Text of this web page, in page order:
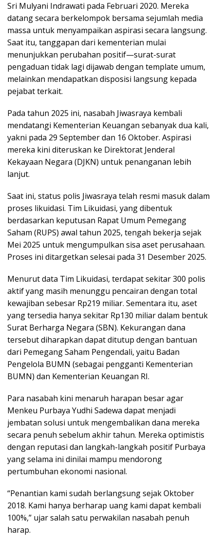
Sri Mulyani Indrawati pada Februari 2020. Mereka
datang secara berkelompok bersama sejumlah media
massa untuk menyampaikan aspirasi secara langsung.
Saat itu, tanggapan dari kementerian mulai
menunjukkan perubahan positif—surat-surat
pengaduan tidak lagi dijawab dengan template umum,
melainkan mendapatkan disposisi langsung kepada
pejabat terkait.
Pada tahun 2025 ini, nasabah Jiwasraya kembali
mendatangi Kementerian Keuangan sebanyak dua kali,
yakni pada 29 September dan 16 Oktober. Aspirasi
mereka kini diteruskan ke Direktorat Jenderal
Kekayaan Negara (DJKN) untuk penanganan lebih
lanjut.
Saat ini, status polis Jiwasraya telah resmi masuk dalam
proses likuidasi. Tim Likuidasi, yang dibentuk
berdasarkan keputusan Rapat Umum Pemegang
Saham (RUPS) awal tahun 2025, tengah bekerja sejak
Mei 2025 untuk mengumpulkan sisa aset perusahaan.
Proses ini ditargetkan selesai pada 31 Desember 2025.
Menurut data Tim Likuidasi, terdapat sekitar 300 polis
aktif yang masih menunggu pencairan dengan total
kewajiban sebesar Rp219 miliar. Sementara itu, aset
yang tersedia hanya sekitar Rp130 miliar dalam bentuk
Surat Berharga Negara (SBN). Kekurangan dana
tersebut diharapkan dapat ditutup dengan bantuan
dari Pemegang Saham Pengendali, yaitu Badan
Pengelola BUMN (sebagai pengganti Kementerian
BUMN) dan Kementerian Keuangan RI.
Para nasabah kini menaruh harapan besar agar
Menkeu Purbaya Yudhi Sadewa dapat menjadi
jembatan solusi untuk mengembalikan dana mereka
secara penuh sebelum akhir tahun. Mereka optimistis
dengan reputasi dan langkah-langkah positif Purbaya
yang selama ini dinilai mampu mendorong
pertumbuhan ekonomi nasional.
“Penantian kami sudah berlangsung sejak Oktober
2018. Kami hanya berharap uang kami dapat kembali
100%,” ujar salah satu perwakilan nasabah penuh
harap.